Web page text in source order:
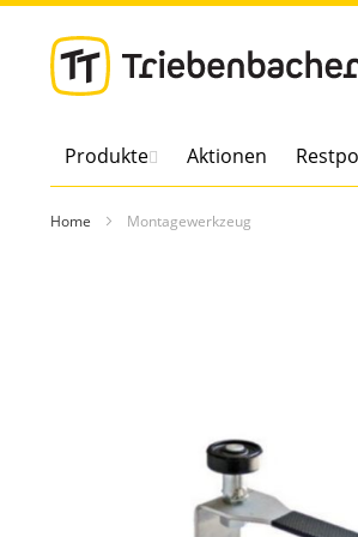
Direkt
zum
Produkte Aktionen
Home Montagewerkzeug